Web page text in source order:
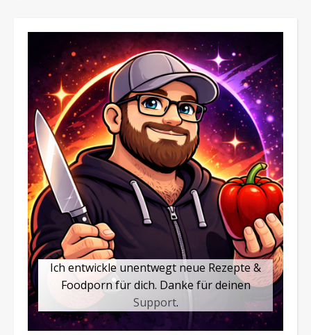
Ich entwickle unentwegt neue Rezepte &
Foodporn für dich. Danke für deinen
Support.